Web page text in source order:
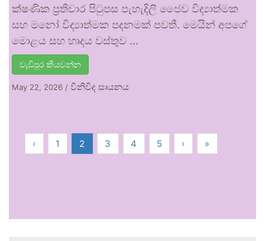
ක්ෂණික ප්‍රතිචාර පිටුපස පැහැදිලි ජෛව විද්‍යාත්මක
සහ මනෝ විද්‍යාත්මක පදනමක් පවතී. මෙයින් අපගේ
මොළය සහ හෘදය වස්තුව …
වැඩිපුර කියවන්න
May 22, 2026 / විනිවිද සායනය
‹ 1 2 3 4 5 › »